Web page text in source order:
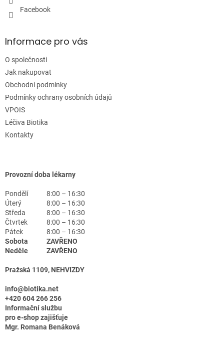
Facebook
Informace pro vás
O společnosti
Jak nakupovat
Obchodní podmínky
Podmínky ochrany osobních údajů
VPOIS
Léčiva Biotika
Kontakty
Provozní doba lékarny
Pondělí
8:00 – 16:30
Úterý
8:00 – 16:30
Středa
8:00 – 16:30
Čtvrtek
8:00 – 16:30
Pátek
8:00 – 16:30
Sobota
ZAVŘENO
Neděle
ZAVŘENO
Pražská 1109, NEHVIZDY
info@biotika.net
+420 604 266 256
Informační službu
pro e-shop zajišťuje
Mgr. Romana Benáková